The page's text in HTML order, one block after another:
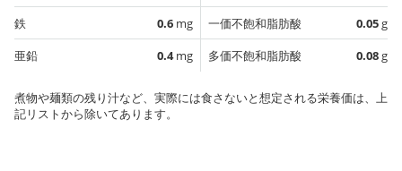
鉄
0.6 mg
亜鉛
0.4mg
一価不飽和脂肪酸
0.05g
多価不飽和脂肪酸
0.08g
煮物や麺類の残り汁など、実際には食さないと想定される栄養価は、上
記リストから除いてあります。